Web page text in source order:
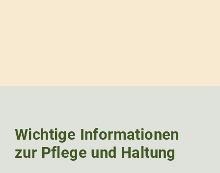
Wichtige Informationen
zur Pflege und Haltung